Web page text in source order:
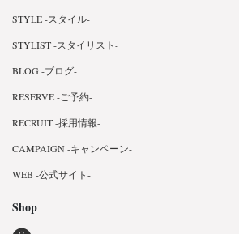
STYLE -スタイル-
STYLIST -スタイリスト-
BLOG -ブログ-
RESERVE -ご予約-
RECRUIT -採用情報-
CAMPAIGN -キャンペーン-
WEB -公式サイト-
Shop